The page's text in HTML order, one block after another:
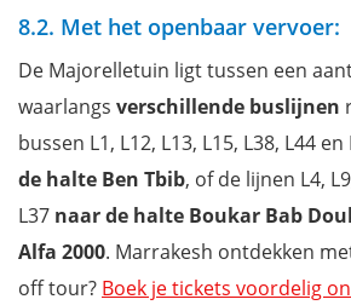
8.2. Met het openbaar vervoer:
De Majorelletuin ligt tussen een
waarlangs verschillende buslijnen
bussen L1, L12, L13, L15, L38, L44
de halte Ben Tbib, of de lijnen L4,
L37 naar de halte Boukar Bab
Alfa 2000. Marrakesh ontdekken
off tour? Boek je tickets voordelig